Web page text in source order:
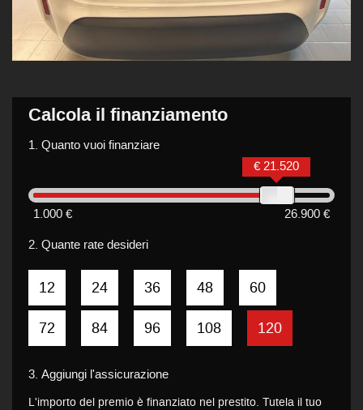
Calcola il finanziamento
1. Quanto vuoi finanziare
1.000 € 26.900 €
€ 21.520
2. Quante rate desideri
12 24 36 48 60
72 84 96 108 120
3. Aggiungi l'assicurazione
L'importo del premio è finanziato nel prestito. Tutela il tuo